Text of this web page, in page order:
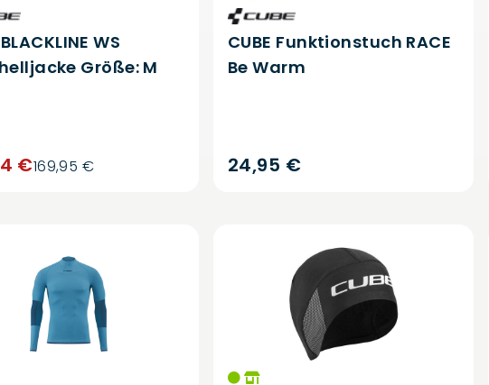
WS
Größe: M
€169,95 €
CUBE Funktionstuch RACE
Be Warm
24,95 €